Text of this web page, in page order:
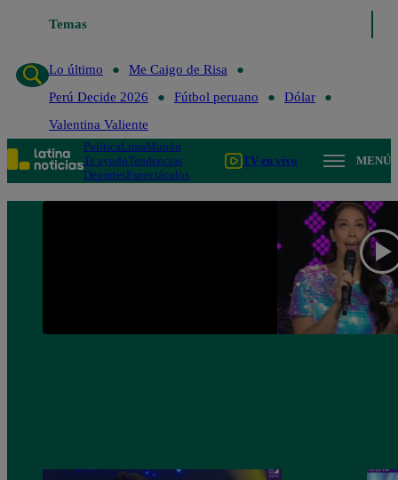
Temas
Lo último
Me Caigo de Risa
Perú Decide 2026
Fútbol peruano
Dólar
Valentina Valiente
PolíticaLimaMundo
Te ayudoTendencias
DeportesEspectáculos
TV en vivo MENÚ